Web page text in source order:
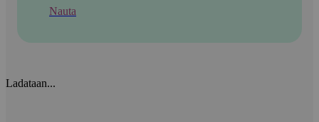
Nauta
Ladataan...